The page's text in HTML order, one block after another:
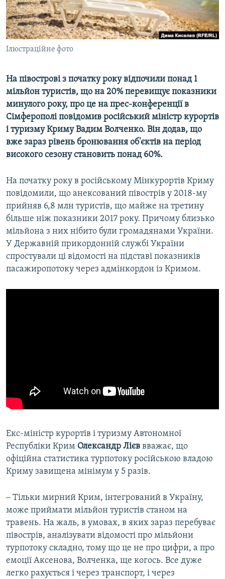
УКРАЇНСЬКА ПРОБЛЕМА КРИМУ
ІНФОГРАФІКА
Qırımtatar
ДОЛУЧАЙСЯ!
Усі сайти RFE/RL
Ілюстраційне фото
На півострові з початку року відпочили понад 1
мільйон туристів, що на 20% перевищує показники
минулого року, про це на прес-конференції в
Сімферополі повідомив російський міністр курортів
і туризму Криму Вадим Волченко. Він додав, що
вже зараз рівень бронювання об'єктів на період
високого сезону становить понад 60%.
На початку року в російському Мінкурортів Криму
повідомили, що анексований півострів у 2018-му
прийняв 6,8 млн туристів, що майже на третину
більше ніж показники 2017 року. Причому близько
мільйона з них нібито були громадянами України.
У Державній прикордонній службі України
спростували ці відомості на підставі показників
пасажиропотоку через адмінкордон із Кримом.
Екс-міністр курортів і туризму Автономної
Республіки Крим Олександр Лієв вважає, що
офіційна статистика турпотоку російською владою
Криму завищена мінімум у 5 разів.
‒ Тільки мирний Крим, інтегрований в Україну,
може приймати мільйон туристів станом на
травень. На жаль, в умовах, в яких зараз перебуває
півострів, аналізувати відомості про мільйони
турпотоку складно, тому що це не про цифри, а про
емоції Аксенова, Волченка, ще когось. Все дуже
легко рахується і через транспорт, і через